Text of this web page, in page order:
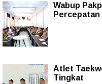
Wabup
Percepatan
Atlet
Tingkat